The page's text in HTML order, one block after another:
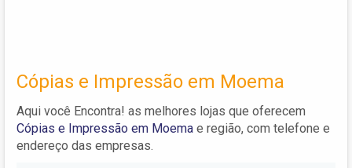
Cópias e Impressão em Moema
Aqui você Encontra! as melhores lojas que oferecem
Cópias e Impressão em Moema e região, com telefone e
endereço das empresas.